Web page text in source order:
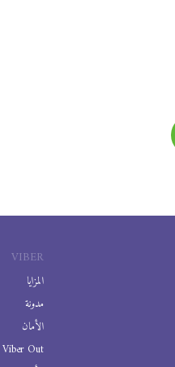
VIBER
المزايا
مدونة
الأمان
Viber Out